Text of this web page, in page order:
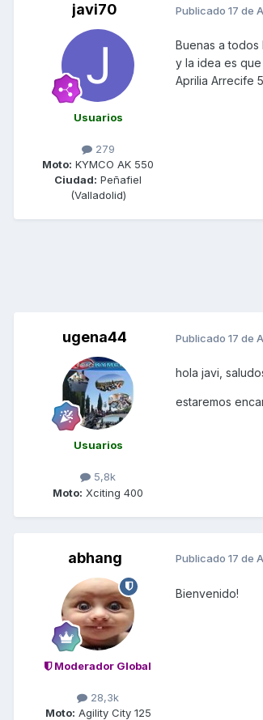
javi70
Usuarios
279
Moto: KYMCO AK 550
Ciudad: Peñafiel
(Valladolid)
Publicado 17 de
Buenas a
y la idea es
Aprilia Arrecife
ugena44
Usuarios
5,8k
Moto: Xciting 400
Publicado 17 de
hola javi,
estaremos
abhang
Moderador Global
28,3k
Moto: Agility City 125
Publicado 17 de
Bienvenido!